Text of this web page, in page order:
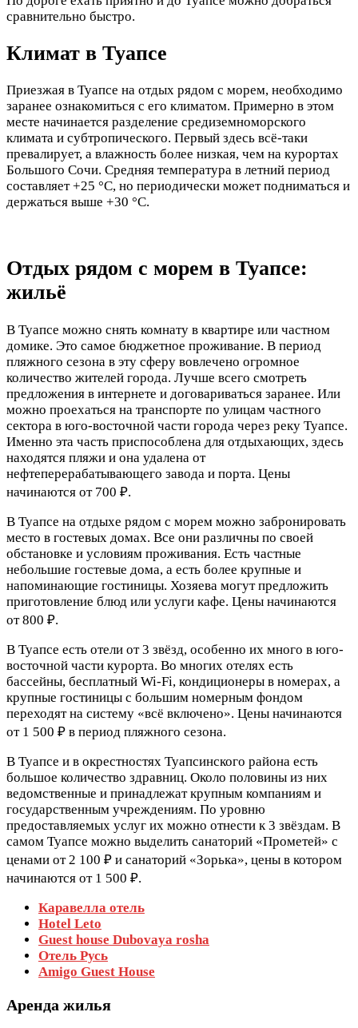
сравнительно быстро.
Климат в Туапсе
Приезжая в Туапсе на отдых рядом с морем, необходимо
заранее ознакомиться с его климатом. Примерно в этом
месте начинается разделение средиземноморского
климата и субтропического. Первый здесь всё-таки
превалирует, а влажность более низкая, чем на курортах
Большого Сочи. Средняя температура в летний период
составляет +25 °C, но периодически может подниматься и
держаться выше +30 °C.
Отдых рядом с морем в Туапсе:
жильё
В Туапсе можно снять комнату в квартире или частном
домике. Это самое бюджетное проживание. В период
пляжного сезона в эту сферу вовлечено огромное
количество жителей города. Лучше всего смотреть
предложения в интернете и договариваться заранее. Или
можно проехаться на транспорте по улицам частного
сектора в юго-восточной части города через реку Туапсе.
Именно эта часть приспособлена для отдыхающих, здесь
находятся пляжи и она удалена от
нефтеперерабатывающего завода и порта. Цены
начинаются от 700 ₽.
В Туапсе на отдыхе рядом с морем можно забронировать
место в гостевых домах. Все они различны по своей
обстановке и условиям проживания. Есть частные
небольшие гостевые дома, а есть более крупные и
напоминающие гостиницы. Хозяева могут предложить
приготовление блюд или услуги кафе. Цены начинаются
от 800 ₽.
В Туапсе есть отели от 3 звёзд, особенно их много в юго-
восточной части курорта. Во многих отелях есть
бассейны, бесплатный Wi-Fi, кондиционеры в номерах, а
крупные гостиницы с большим номерным фондом
переходят на систему «всё включено». Цены начинаются
от 1 500 ₽ в период пляжного сезона.
В Туапсе и в окрестностях Туапсинского района есть
большое количество здравниц. Около половины из них
ведомственные и принадлежат крупным компаниям и
государственным учреждениям. По уровню
предоставляемых услуг их можно отнести к 3 звёздам. В
самом Туапсе можно выделить санаторий «Прометей» с
ценами от 2 100 ₽ и санаторий «Зорька», цены в котором
начинаются от 1 500 ₽.
Каравелла отель
Hotel Leto
Guest house Dubovaya rosha
Отель Русь
Amigo Guest House
Аренда жилья